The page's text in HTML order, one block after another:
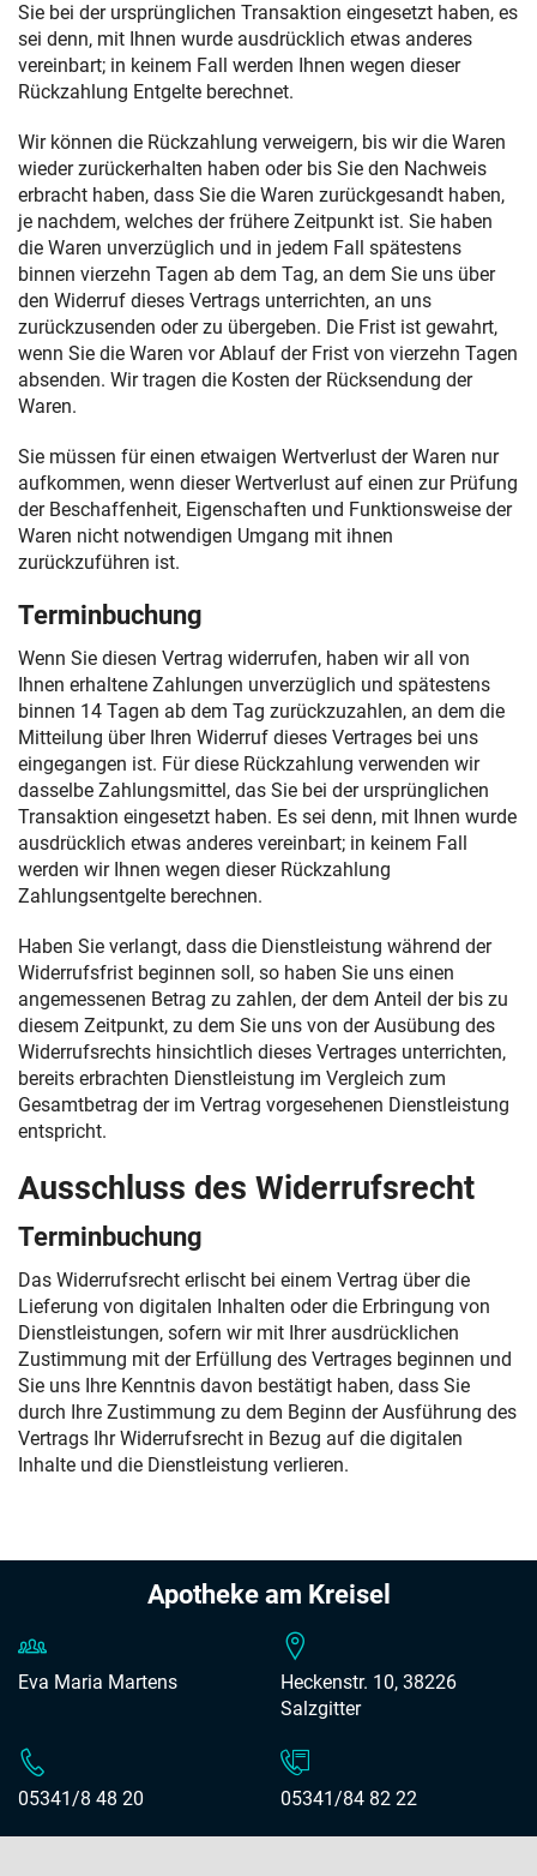
Sie bei der ursprünglichen Transaktion eingesetzt haben, es
sei denn, mit Ihnen wurde ausdrücklich etwas anderes
vereinbart; in keinem Fall werden Ihnen wegen dieser
Rückzahlung Entgelte berechnet.
Wir können die Rückzahlung verweigern, bis wir die Waren
wieder zurückerhalten haben oder bis Sie den Nachweis
erbracht haben, dass Sie die Waren zurückgesandt haben,
je nachdem, welches der frühere Zeitpunkt ist. Sie haben
die Waren unverzüglich und in jedem Fall spätestens
binnen vierzehn Tagen ab dem Tag, an dem Sie uns über
den Widerruf dieses Vertrags unterrichten, an uns
zurückzusenden oder zu übergeben. Die Frist ist gewahrt,
wenn Sie die Waren vor Ablauf der Frist von vierzehn Tagen
absenden. Wir tragen die Kosten der Rücksendung der
Waren.
Sie müssen für einen etwaigen Wertverlust der Waren nur
aufkommen, wenn dieser Wertverlust auf einen zur Prüfung
der Beschaffenheit, Eigenschaften und Funktionsweise der
Waren nicht notwendigen Umgang mit ihnen
zurückzuführen ist.
Terminbuchung
Wenn Sie diesen Vertrag widerrufen, haben wir all von
Ihnen erhaltene Zahlungen unverzüglich und spätestens
binnen 14 Tagen ab dem Tag zurückzuzahlen, an dem die
Mitteilung über Ihren Widerruf dieses Vertrages bei uns
eingegangen ist. Für diese Rückzahlung verwenden wir
dasselbe Zahlungsmittel, das Sie bei der ursprünglichen
Transaktion eingesetzt haben. Es sei denn, mit Ihnen wurde
ausdrücklich etwas anderes vereinbart; in keinem Fall
werden wir Ihnen wegen dieser Rückzahlung
Zahlungsentgelte berechnen.
Haben Sie verlangt, dass die Dienstleistung während der
Widerrufsfrist beginnen soll, so haben Sie uns einen
angemessenen Betrag zu zahlen, der dem Anteil der bis zu
diesem Zeitpunkt, zu dem Sie uns von der Ausübung des
Widerrufsrechts hinsichtlich dieses Vertrages unterrichten,
bereits erbrachten Dienstleistung im Vergleich zum
Gesamtbetrag der im Vertrag vorgesehenen Dienstleistung
entspricht.
Ausschluss des Widerrufsrecht
Terminbuchung
Das Widerrufsrecht erlischt bei einem Vertrag über die
Lieferung von digitalen Inhalten oder die Erbringung von
Dienstleistungen, sofern wir mit Ihrer ausdrücklichen
Zustimmung mit der Erfüllung des Vertrages beginnen und
Sie uns Ihre Kenntnis davon bestätigt haben, dass Sie
durch Ihre Zustimmung zu dem Beginn der Ausführung des
Vertrags Ihr Widerrufsrecht in Bezug auf die digitalen
Inhalte und die Dienstleistung verlieren.
Apotheke am Kreisel
Eva Maria Martens
Heckenstr. 10, 38226
Salzgitter
05341/8 48 20 05341/84 82 22